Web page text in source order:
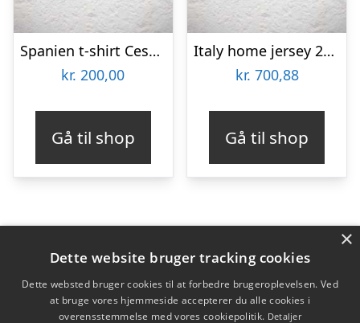
Spanien t-shirt Cesc 10 VM 2010 Fabregas 10 – mørkeblå-S
kr. 200,00
Gå til shop
Italy home jersey 2024/26 – mens-XL
kr. 700,88
Gå til shop
Varekategorier
Produkter
×
Dette website bruger tracking cookies
Dette websted bruger cookies til at forbedre brugeroplevelsen. Ved
at bruge vores hjemmeside accepterer du alle cookies i
overensstemmelse med vores cookiepolitik. Detaljer